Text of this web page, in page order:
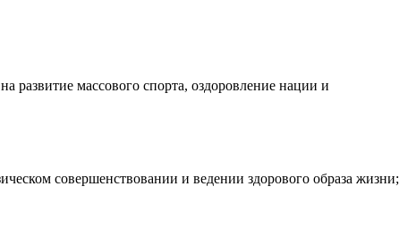
массового спорта, оздоровление нации и
совершенствовании и ведении здорового образа жизни;